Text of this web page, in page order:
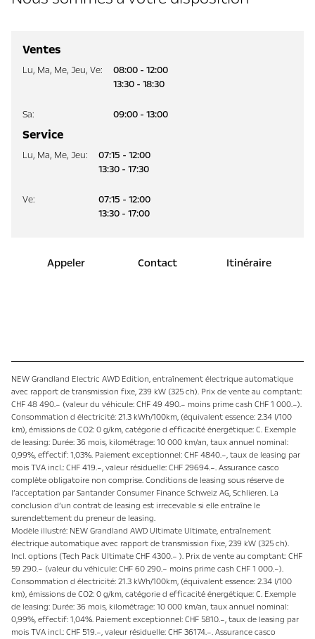
Ventes
Lu, Ma, Me, Jeu, Ve:
08:00 - 12:00
13:30 - 18:30
Sa: 09:00 - 13:00
Service
Lu, Ma, Me, Jeu:
07:15 - 12:00
13:30 - 17:30
Ve:
07:15 - 12:00
13:30 - 17:00
Appeler Contact Itinéraire
NEW Grandland Electric AWD Edition, entraînement électrique automatique
avec rapport de transmission fixe, 239 kW (325 ch). Prix de vente au comptant:
CHF 48 490.– (valeur du véhicule: CHF 49 490.– moins prime cash CHF 1 000.–).
Consommation d électricité: 21.3 kWh/100km, (équivalent essence: 2.34 l/100
km), émissions de CO2: 0 g/km, catégorie d efficacité énergétique: C. Exemple
de leasing: Durée: 36 mois, kilométrage: 10 000 km/an, taux annuel nominal:
0,99%, effectif: 1,03%. Paiement exceptionnel: CHF 4840.–, taux de leasing par
mois TVA incl.: CHF 419.–, valeur résiduelle: CHF 29694.–. Assurance casco
complète obligatoire non comprise. Conditions de leasing sous réserve de
l’acceptation par Santander Consumer Finance Schweiz AG, Schlieren. La
conclusion d’un contrat de leasing est irrecevable si elle entraîne le
surendettement du preneur de leasing.
Modèle illustré: NEW Grandland AWD Ultimate Ultimate, entraînement
électrique automatique avec rapport de transmission fixe, 239 kW (325 ch).
Incl. options (Tech Pack Ultimate CHF 4300.– ). Prix de vente au comptant: CHF
59 290.– (valeur du véhicule: CHF 60 290.– moins prime cash CHF 1 000.–).
Consommation d électricité: 21.3 kWh/100km, (équivalent essence: 2.34 l/100
km), émissions de CO2: 0 g/km, catégorie d efficacité énergétique: C. Exemple
de leasing: Durée: 36 mois, kilométrage: 10 000 km/an, taux annuel nominal:
0,99%, effectif: 1,04%. Paiement exceptionnel: CHF 5810.–, taux de leasing par
mois TVA incl.: CHF 519.–, valeur résiduelle: CHF 36174.–. Assurance casco